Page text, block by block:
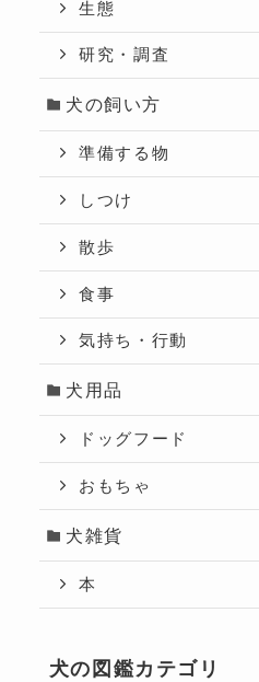
生態
研究・調査
犬の飼い方
準備する物
しつけ
散歩
食事
気持ち・行動
犬用品
ドッグフード
おもちゃ
犬雑貨
本
犬の図鑑カテゴリ